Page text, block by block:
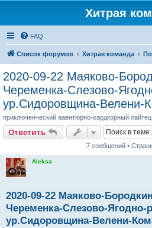
Хитрая
FAQ
Список форумов Хитрая команда
2020-09-22 Маяково-
Череменка-Слезово-
ур.Сидоровщина-Велени-
приключенческий аавнтюрно-хардкорный
Ответить
7 сообщений •
Aleksa
2020-09-22 Маяково-
Череменка-Слезово-Ягодно-
ур.Сидоровщина-Велени-